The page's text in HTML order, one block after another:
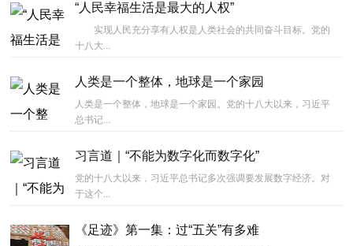
“人民幸福生活是最大的人权”
实现人民充分享有人权是人类社会的共同奋斗目标。党的
十八大...
人类是一个整体，地球是一个家园
人类是一个整体，地球是一个家园。党的十八大以来，习近平
总书记...
习言道｜“不能为数字化而数字化”
党的十八大以来，习近平总书记多次强调要发展数字经济。对
于这个...
《足迹》第一集：过“五关”有多难